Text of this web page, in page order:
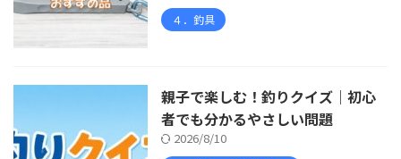
４．釣具
親子で楽しむ！釣りクイズ｜初心
者でも分かるやさしい問題
2026/8/10